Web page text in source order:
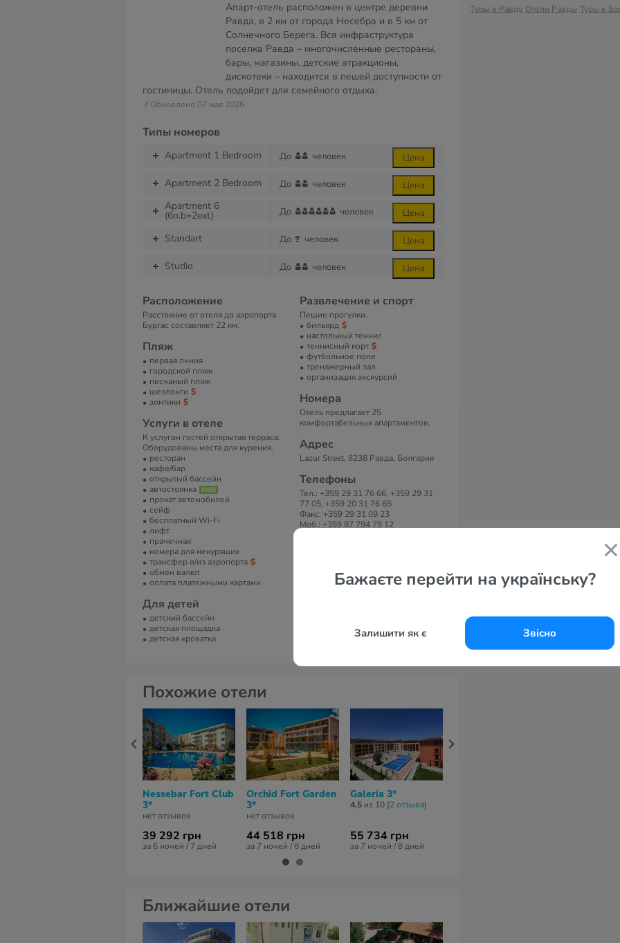
Бажаєте перейти на українську?
Залишити як є Звісно
Апарт-отель расположен в центре деревни
Равда, в 2 км от города Несебра и в 5 км от
Солнечного Берега. Вся инфраструктура
поселка Равда – многочисленные рестораны,
бары, магазины, детские атракционы,
дискотеки – находится в пешей доступности от
гостиницы. Отель подойдет для семейного отдыха.
// Обновлено 07 мая 2026
Типы номеров
Apartment 1 Bedroom До человек Цена
Apartment 2 Bedroom До человек Цена
Apartment 6
(6n.b+2ext) До человек Цена
Standart До человек Цена
Studio До человек Цена
Расположение
Расстояние от отеля до аэропорта
Бургас составляет 22 км.
Пляж
первая линия
городской пляж
песчаный пляж
шезлонги
зонтики
Услуги в отеле
К услугам гостей открытая терраса.
Оборудованы места для курения.
ресторан
кафе/бар
открытый бассейн
автостоянка
прокат автомобилей
сейф
бесплатный Wi-Fi
лифт
прачечная
номера для некурящих
трансфер в/из аэропорта
обмен валют
оплата платежными картами
Для детей
детский бассейн
детская площадка
детская кроватка
Развлечение и спорт
Пешие прогулки.
бильярд
настольный теннис
теннисный корт
футбольное поле
тренажерный зал
организация экскурсий
Номера
Отель предлагает 25
комфортабельных апартаментов.
Адрес
Lazur Street, 8238 Равда, Болгария
Телефоны
Тел.: +359 29 31 76 66, +359 29 31
77 05, +359 20 31 76 65
Факс: +359 29 31 09 23
Моб.: +359 87 794 79 12
Туры в Равду Отели Равды Туры в
Похожие отели
Nessebar Fort Club
3*
нет отзывов
39 292 грн
за 6 ночей / 7 дней
Orchid Fort Garden
3*
нет отзывов
44 518 грн
за 7 ночей / 8 дней
Galeria 3*
4,5 из 10 (2 отзывa)
55 734 грн
за 7 ночей / 8 дней
Ближайшие отели